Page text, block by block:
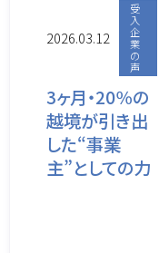
2026.03.12
受
入
企
業
の
声
3ヶ月・20％の
越境が引き出
した“事業
主”としての力